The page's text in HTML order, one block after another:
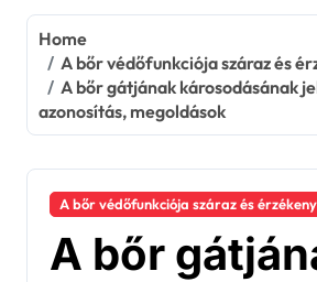
Home
A bőr védőfunkciója száraz és
A bőr gátjának károsodásának
azonosítás, megoldások
A bőr védőfunkciója száraz és
A bőr